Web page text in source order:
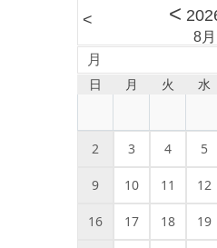
< <
8月
月
日 月 火 水
2 3 4 5
9 10 11 12
16 17 18 19